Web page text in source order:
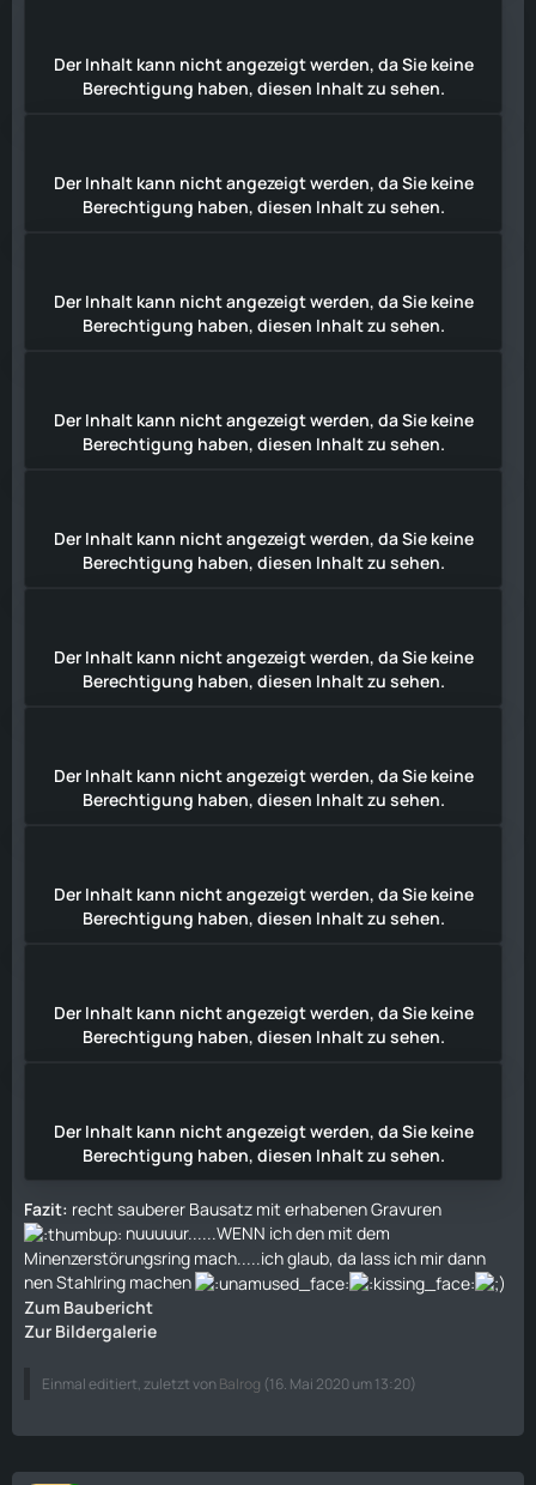
Der Inhalt kann nicht angezeigt werden, da Sie keine
Berechtigung haben, diesen Inhalt zu sehen.
Der Inhalt kann nicht angezeigt werden, da Sie keine
Berechtigung haben, diesen Inhalt zu sehen.
Der Inhalt kann nicht angezeigt werden, da Sie keine
Berechtigung haben, diesen Inhalt zu sehen.
Der Inhalt kann nicht angezeigt werden, da Sie keine
Berechtigung haben, diesen Inhalt zu sehen.
Der Inhalt kann nicht angezeigt werden, da Sie keine
Berechtigung haben, diesen Inhalt zu sehen.
Der Inhalt kann nicht angezeigt werden, da Sie keine
Berechtigung haben, diesen Inhalt zu sehen.
Der Inhalt kann nicht angezeigt werden, da Sie keine
Berechtigung haben, diesen Inhalt zu sehen.
Der Inhalt kann nicht angezeigt werden, da Sie keine
Berechtigung haben, diesen Inhalt zu sehen.
Der Inhalt kann nicht angezeigt werden, da Sie keine
Berechtigung haben, diesen Inhalt zu sehen.
Der Inhalt kann nicht angezeigt werden, da Sie keine
Berechtigung haben, diesen Inhalt zu sehen.
Fazit: recht sauberer Bausatz mit erhabenen Gravuren
nuuuuur......WENN ich den mit dem
Minenzerstörungsring mach.....ich glaub, da lass ich mir dann
nen Stahlring machen
Zum Baubericht
Zur Bildergalerie
Einmal editiert, zuletzt vonBalrog (16. Mai 2020 um 13:20)